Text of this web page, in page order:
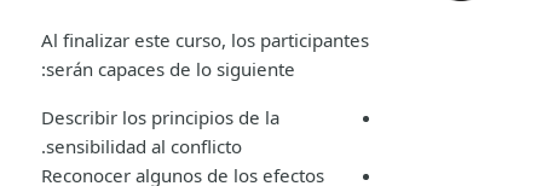
Al finalizar este curso, los participantes
serán capaces de lo siguiente:
Describir los principios de la
sensibilidad al conflicto.
Reconocer algunos de los efectos